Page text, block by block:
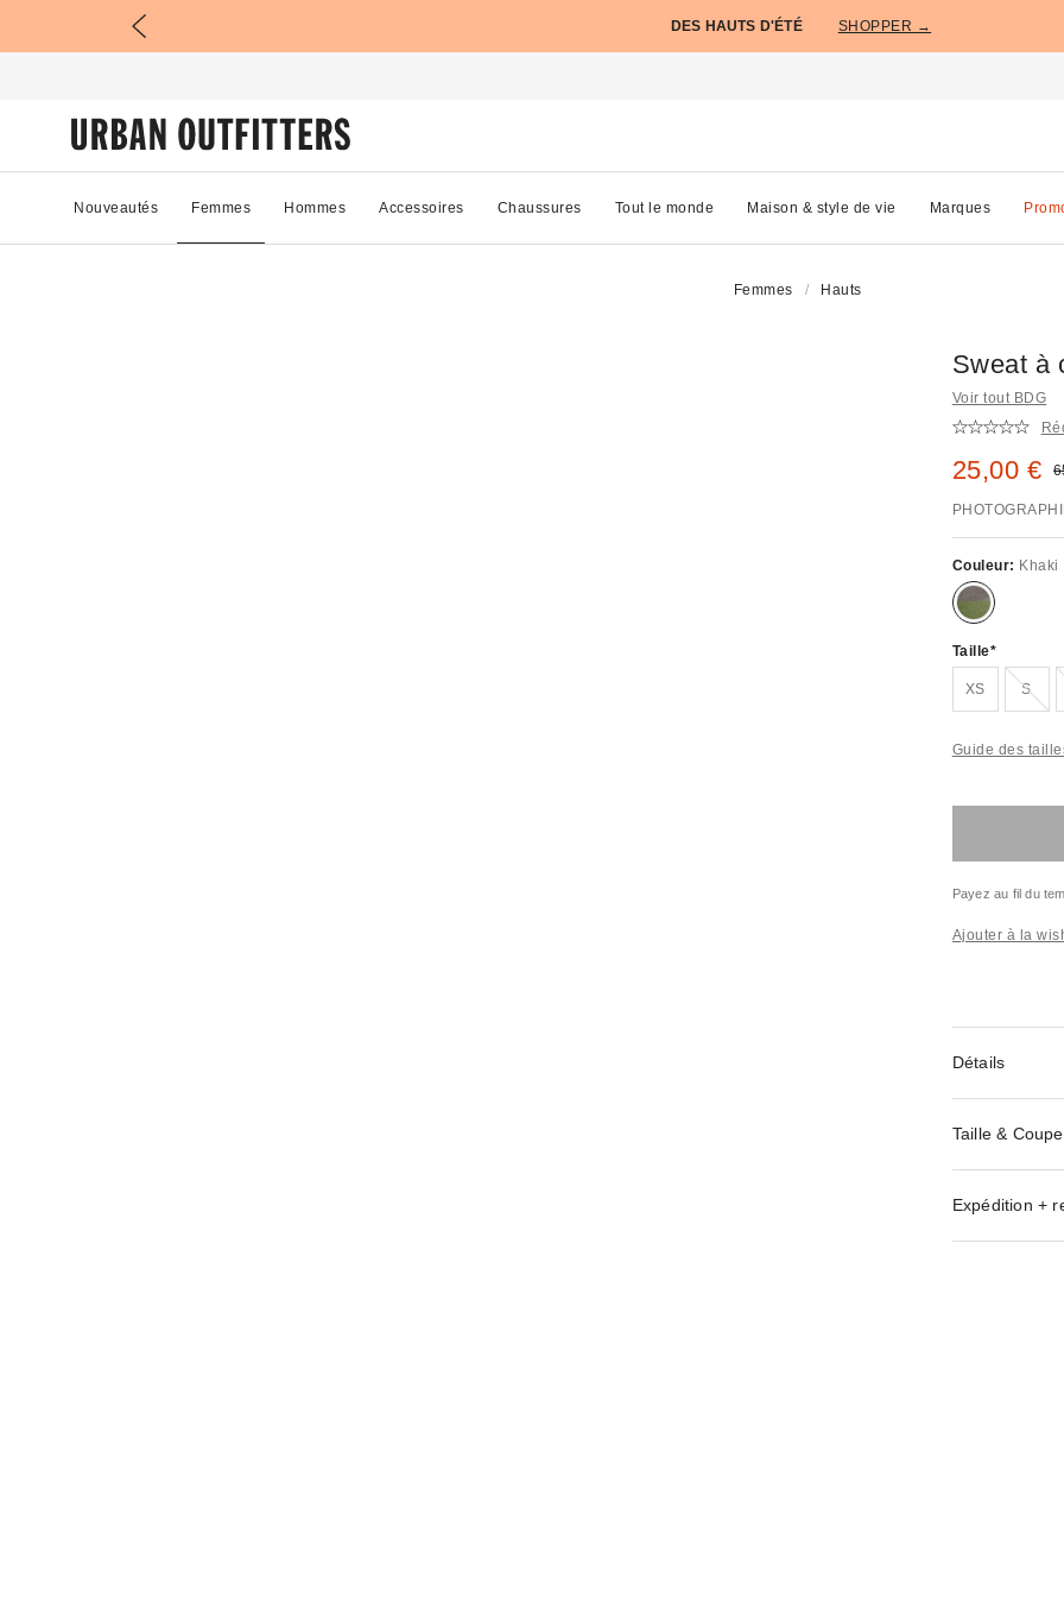
DES HAUTS D'ÉTÉ SHOPPER →
Nouveautés Femmes Hommes Accessoires Chaussures Tout le monde Maison & style de vie Marques
Femmes Hauts
Sweat à
Voir tout BDG
Prix
25,00 €
Couleur: Khaki
Taille
XS S
En rupture de stock !
Guide des
Payez au fil du
Ajouter à la
Détails
Taille & Coupe
Expédition +